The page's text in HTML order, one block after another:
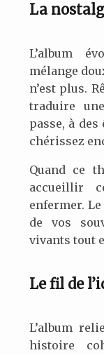
La
L’album
mélange
n’est plus.
traduire
passe, à
chérissez
Quand ce
accueillir
enfermer.
de vos
vivants tout
Le fil de
L’album
histoire